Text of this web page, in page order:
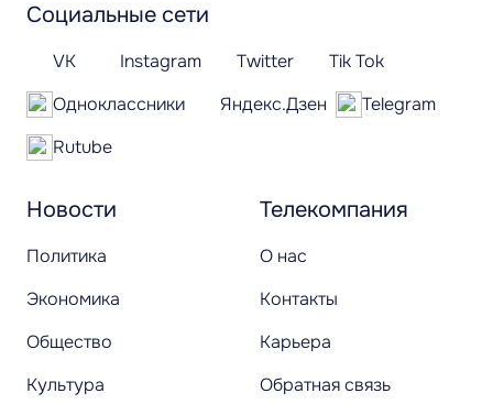
Новости
Политика
Экономика
Общество
Культура
Телекомпания
О нас
Контакты
Карьера
Обратная связь
Социальные сети
VK Instagram Twitter
Tik Tok
Одноклассники
Яндекс.Дзен
Telegram
Rutube